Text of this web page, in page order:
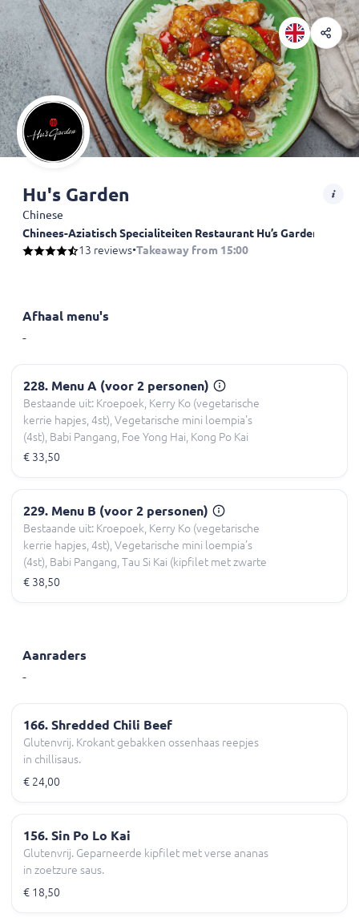
Hu's Garden
Chinese
Chinees-Aziatisch Specialiteiten Restaurant Hu’s Garden in
13 reviews•Takeaway from 15:00
Afhaal menu's
-
228. Menu A (voor 2 personen)
Bestaande uit: Kroepoek, Kerry Ko (vegetarische
kerrie hapjes, 4st), Vegetarische mini loempia's
(4st), Babi Pangang, Foe Yong Hai, Kong Po Kai
(kipfilet in chilisaus en cashewnoten).
€ 33,50
229. Menu B (voor 2 personen)
Bestaande uit: Kroepoek, Kerry Ko (vegetarische
kerrie hapjes, 4st), Vegetarische mini loempia's
(4st), Babi Pangang, Tau Si Kai (kipfilet met zwarte
sojabonensaus), Kong Po New (ossenhaas in
€ 38,50
Aanraders
-
166. Shredded Chili Beef
Glutenvrij. Krokant gebakken ossenhaas reepjes
in chillisaus.
€ 24,00
156. Sin Po Lo Kai
Glutenvrij. Geparneerde kipfilet met verse ananas
in zoetzure saus.
€ 18,50